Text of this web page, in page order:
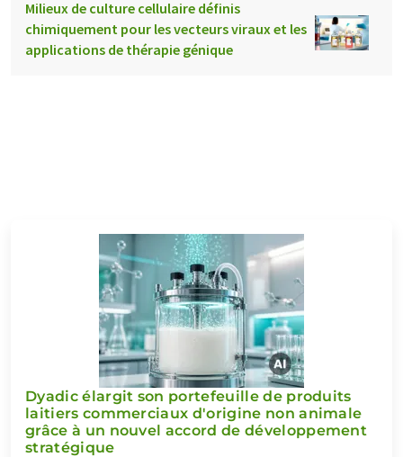
Milieux de culture cellulaire définis
chimiquement pour les vecteurs viraux et les
applications de thérapie génique
Dyadic élargit son portefeuille de produits
laitiers commerciaux d'origine non animale
grâce à un nouvel accord de développement
stratégique